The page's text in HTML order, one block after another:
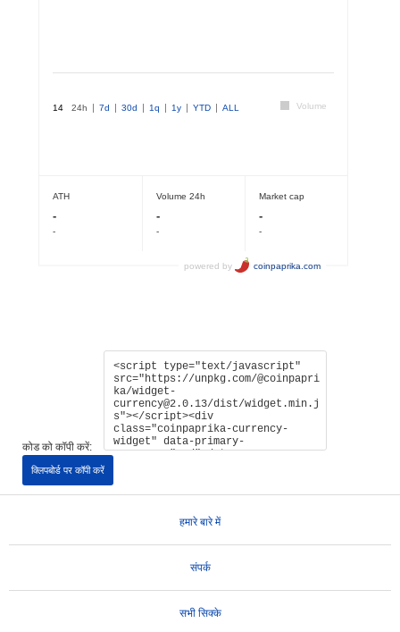
कोड को कॉपी करें:
क्लिपबोर्ड पर कॉपी करें
हमारे बारे में
संपर्क
सभी सिक्के